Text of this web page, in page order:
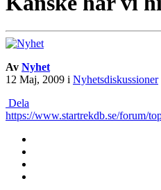
Av Nyhet
12 Maj, 2009 i Nyhetsdiskussioner
Dela
https://www.startrekdb.se/forum/